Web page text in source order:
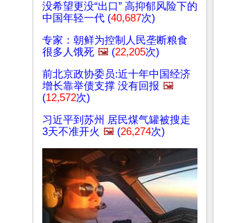
没希望更没“出口” 高抑郁风险下的
中国年轻一代 (40,687次)
专家：朝鲜为控制人民垄断粮食
很多人饿死 🖼️ (22,205次)
前北京政协委员:近十年中国经济
增长靠举债支撑 没有回报 🖼️
(12,572次)
习近平到苏州 居民煤气罐被搜走
3天不准开火 🖼️ (26,274次)